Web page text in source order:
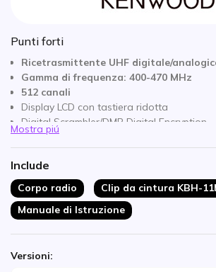
Punti forti
Ricetrasmittente UHF digitale/
Gamma di frequenza: 400-470 MHz
512 canali
Display LCD con tastiera ridotta
Digital Scrambler/DMR Digital Encryption
Funzione Man Down
Rugged IP67/IP68 e MIL-STD 810 C/D/E/F/
Si consegna senza antenna
Senza batteria
Senza caricatore
Mostra piú
Include
Corpo radio
Clip da cintura KBH-
Manuale di Istruzione
Versioni: